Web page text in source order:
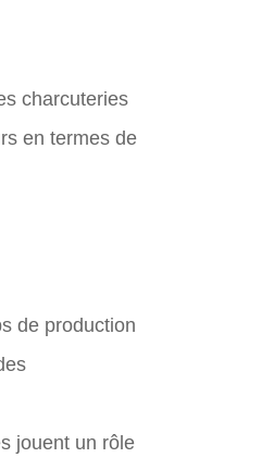
charcuteries
en termes de
de production
jouent un rôle